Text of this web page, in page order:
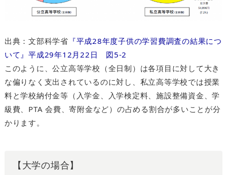
出典：文部科学省 『平成28年度子供の学習費調査の結果につ
いて』平成29年12月22日 図5-2
このように、公立高等学校（全日制）は各項目に対して大き
な偏りなく支出されているのに対し、私立高等学校では授業
料と学校納付金等（入学金、入学検定料、施設整備資金、学
級費、PTA 会費、寄附金など）の占める割合が多いことが分
かります。
【大学の場合】